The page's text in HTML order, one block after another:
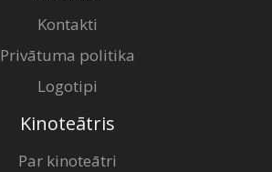
Kontakti
Privātuma politika
Logotipi
Kinoteātris
Par kinoteātri